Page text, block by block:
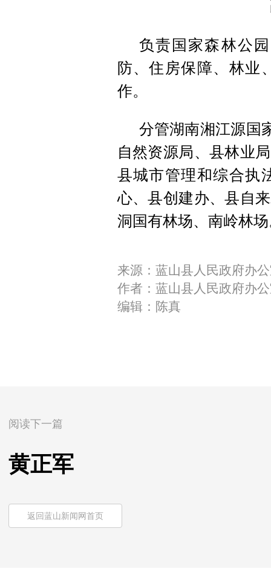
负责国家森林公
防、住房保障、林业
作。
分管湖南湘江源国
自然资源局、县林业
县城市管理和综合执
心、县创建办、县自
洞国有林场、南岭林
来源：蓝山县人民政府办
作者：蓝山县人民政府办
编辑：陈真
阅读下一篇
黄正军
返回蓝山新闻网首页